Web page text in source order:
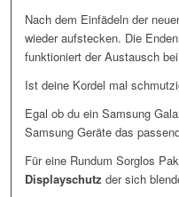
Nach dem Einfädeln der
wieder aufstecken. Die
funktioniert der Austausch
Ist deine Kordel mal
Egal ob du ein Samsung
Samsung Geräte das
Für eine Rundum Sorglos
Displayschutz der sich